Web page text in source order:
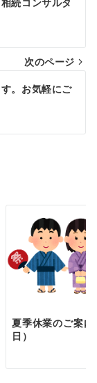
次のページ
。お気軽にご
夏季休業のご案
日）